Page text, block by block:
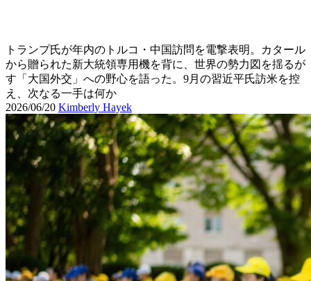
トランプ氏が年内のトルコ・中国訪問を電撃表明。カタール
から贈られた新大統領専用機を背に、世界の勢力図を揺るが
す「大国外交」への野心を語った。9月の習近平氏訪米を控
え、次なる一手は何か
2026/06/20 Kimberly Hayek